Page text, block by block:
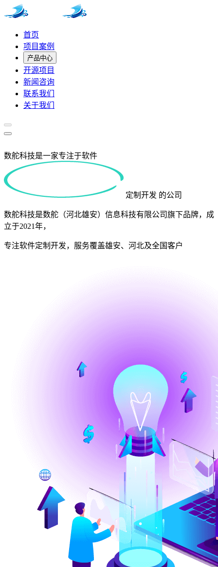
首页
项目案例
产品中心
开源项目
新闻咨询
联系我们
关于我们
数舵科技是一家专注于软件
定制开发 的公司
数舵科技是数舵（河北雄安）信息科技有限公司旗下品牌，成
立于2021年，
专注软件定制开发，服务覆盖雄安、河北及全国客户